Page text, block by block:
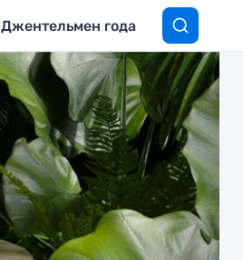
Джентельмен года